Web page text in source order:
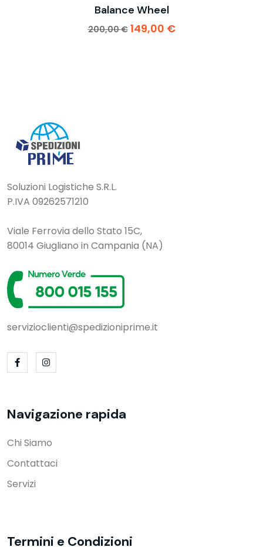
Balance Wheel
200,00€ 149,00 €
Soluzioni Logistiche S.R.L.
P.IVA 09262571210
Viale Ferrovia dello Stato 15C,
80014 Giugliano in Campania (NA)
servizioclienti@spedizioniprime.it
Navigazione rapida
Chi Siamo
Contattaci
Servizi
Termini e Condizioni